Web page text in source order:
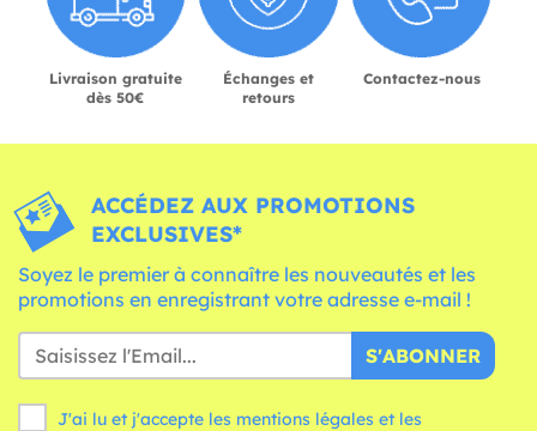
Livraison gratuite
dès 50€
Échanges et
retours
Contactez-nous
ACCÉDEZ AUX PROMOTIONS
EXCLUSIVES*
Soyez le premier à connaître les nouveautés et les
promotions en enregistrant votre adresse e-mail !
S'ABONNER
J'ai lu et j'accepte les mentions légales et les